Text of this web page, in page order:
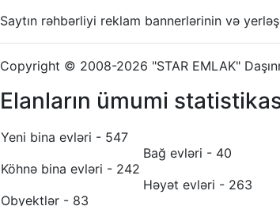
Saytın rəhbərliyi reklam bannerlərinin və
Copyright © 2008-2026 "STAR EMLAK"
Elanların ümumi
Yeni bina evləri - 547
Köhnə bina evləri - 242
Obyektlər - 83
Bağ evləri - 40
Həyət evləri - 263